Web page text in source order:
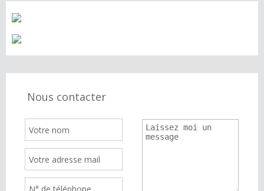
Nous contacter